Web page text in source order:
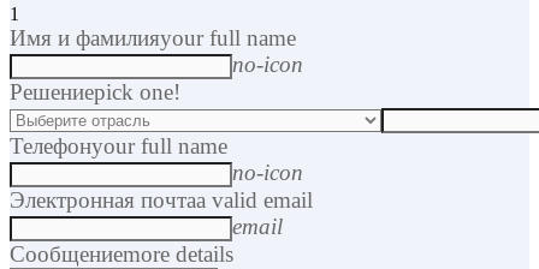
1
Имя и фамилияyour full name
no-icon
Решениеpick one!
Телефонyour full name
no-icon
Электронная почтаa valid email
email
Сообщениеmore details